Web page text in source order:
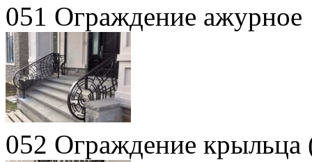
051 Ограждение ажурное
052 Ограждение крыльца